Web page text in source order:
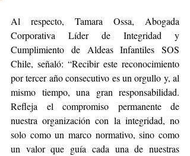
Al respecto, Tamara Ossa, Abogada
Corporativa Líder de Integridad y
Cumplimiento de Aldeas Infantiles SOS
Chile, señaló: “Recibir este reconocimiento
por tercer año consecutivo es un orgullo y, al
mismo tiempo, una gran responsabilidad.
Refleja el compromiso permanente de
nuestra organización con la integridad, no
solo como un marco normativo, sino como
un valor que guía cada una de nuestras